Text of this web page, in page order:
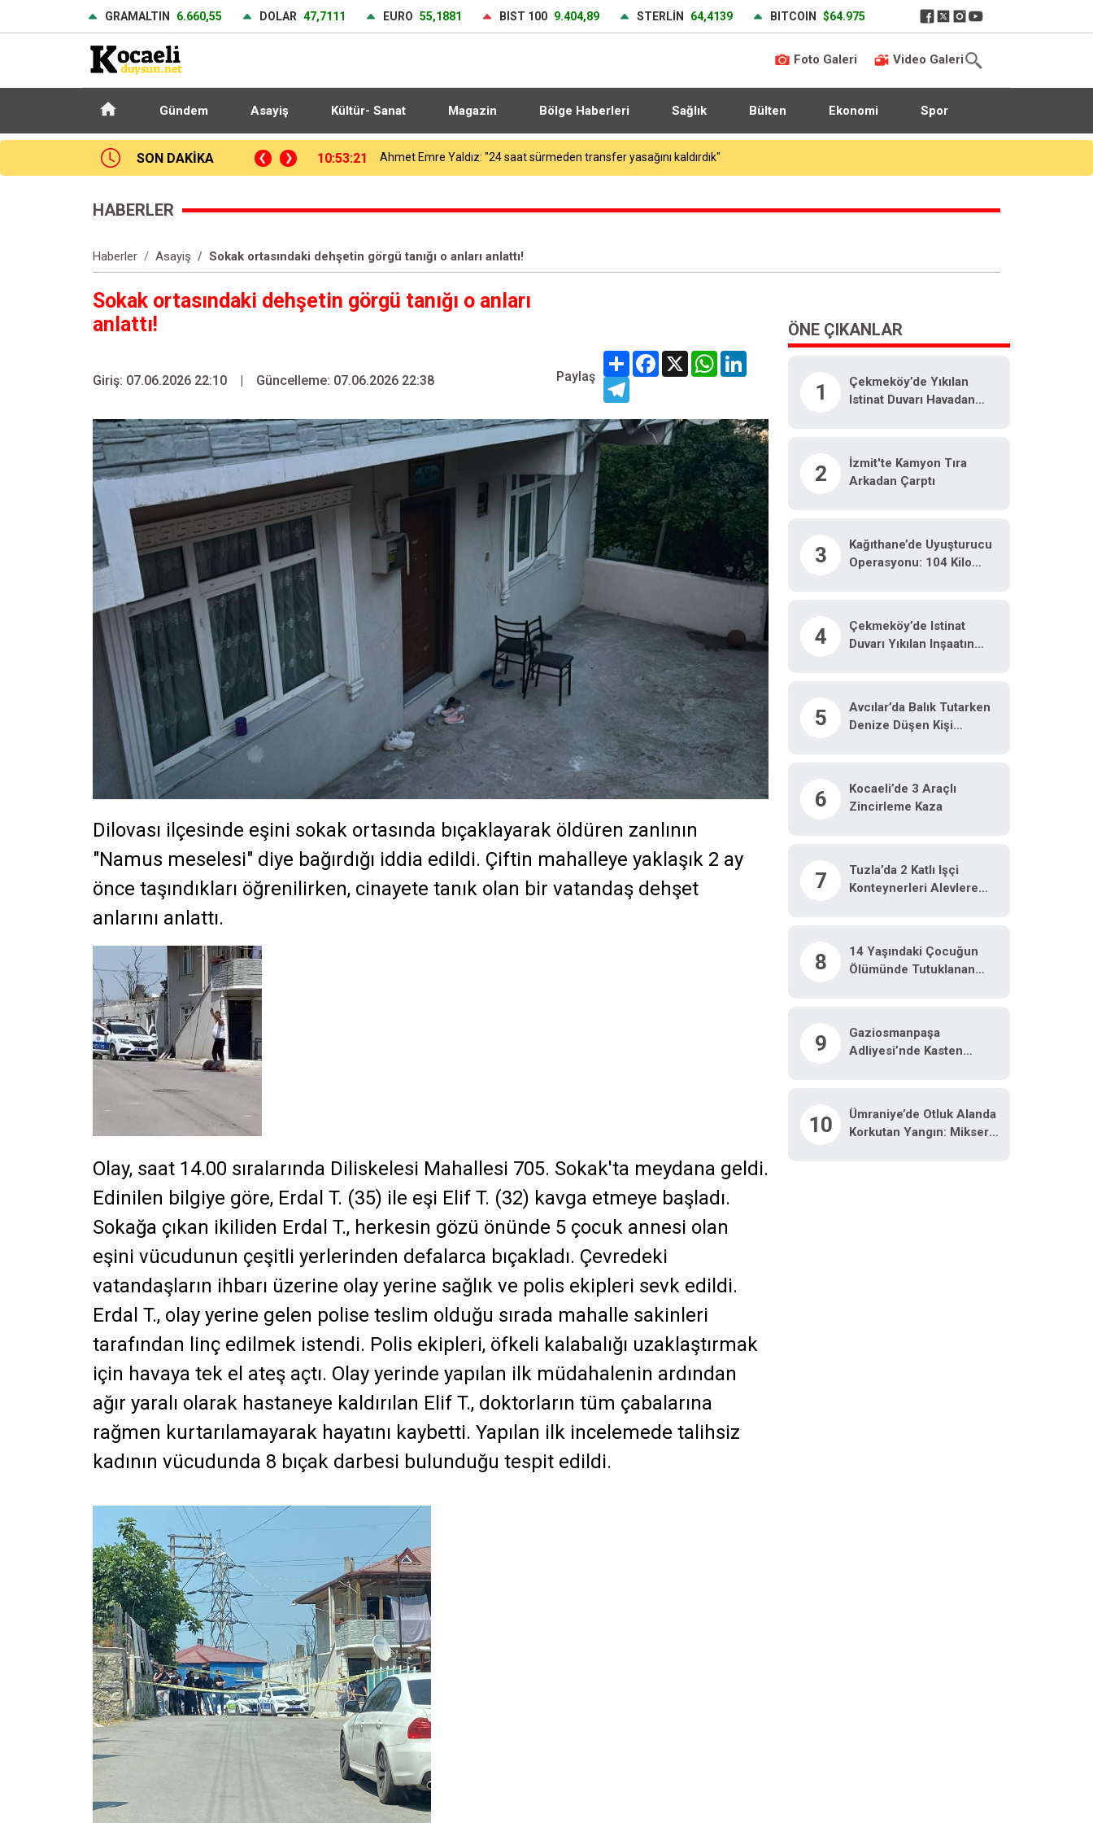
GRAMALTIN 6.660,55 DOLAR 47,7111 EURO 55,1881 BIST 100 9.404,89 STERLİN 64,4139 BITCOIN $64.975
Foto Galeri Video Galeri
Gündem Asayiş Kültür- Sanat Magazin Bölge Haberleri Sağlık Bülten Ekonomi Spor
SON DAKİKA 10:53:21 Ahmet Emre Yaldız: "24 saat sürmeden transfer yasağını kaldırdık"
HABERLER
Haberler Asayiş Sokak ortasındaki dehşetin görgü tanığı o anları anlattı!
Sokak ortasındaki dehşetin görgü tanığı o anları
anlattı!
Giriş: 07.06.2026 22:10 | Güncelleme: 07.06.2026 22:38 Paylaş
ShareFacebook
X WhatsAppLinkedIn
Telegram
Dilovası ilçesinde eşini sokak ortasında bıçaklayarak öldüren zanlının
"Namus meselesi" diye bağırdığı iddia edildi. Çiftin mahalleye yaklaşık 2 ay
önce taşındıkları öğrenilirken, cinayete tanık olan bir vatandaş dehşet
anlarını anlattı.
Olay, saat 14.00 sıralarında Diliskelesi Mahallesi 705. Sokak'ta meydana geldi.
Edinilen bilgiye göre, Erdal T. (35) ile eşi Elif T. (32) kavga etmeye başladı.
Sokağa çıkan ikiliden Erdal T., herkesin gözü önünde 5 çocuk annesi olan
eşini vücudunun çeşitli yerlerinden defalarca bıçakladı. Çevredeki
vatandaşların ihbarı üzerine olay yerine sağlık ve polis ekipleri sevk edildi.
Erdal T., olay yerine gelen polise teslim olduğu sırada mahalle sakinleri
tarafından linç edilmek istendi. Polis ekipleri, öfkeli kalabalığı uzaklaştırmak
için havaya tek el ateş açtı. Olay yerinde yapılan ilk müdahalenin ardından
ağır yaralı olarak hastaneye kaldırılan Elif T., doktorların tüm çabalarına
rağmen kurtarılamayarak hayatını kaybetti. Yapılan ilk incelemede talihsiz
kadının vücudunda 8 bıçak darbesi bulunduğu tespit edildi.
ÖNE ÇIKANLAR
1
Çekmeköy’de Yıkılan
Istinat Duvarı Havadan
2
İzmit'te Kamyon Tıra
Arkadan Çarptı
3
Kağıthane’de Uyuşturucu
Operasyonu: 104 Kilo
4
Çekmeköy’de Istinat
Duvarı Yıkılan Inşaatın
5
Avcılar’da Balık Tutarken
Denize Düşen Kişi
6
Kocaeli’de 3 Araçlı
Zincirleme Kaza
7
Tuzla’da 2 Katlı Işçi
Konteynerleri Alevlere
8
14 Yaşındaki Çocuğun
Ölümünde Tutuklanan
9
Gaziosmanpaşa
Adliyesi’nde Kasten
Yakalandı
10
Ümraniye’de Otluk Alanda
Korkutan Yangın: Mikser